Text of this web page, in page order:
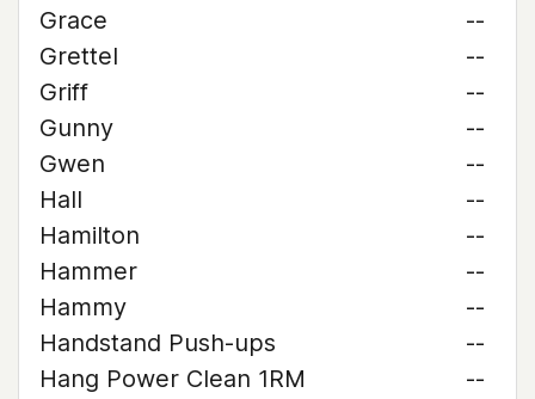
Grace
--
Grettel
--
Griff
--
Gunny
--
Gwen
--
Hall
--
Hamilton
--
Hammer
--
Hammy
--
Handstand Push-ups
--
Hang Power Clean 1RM
--